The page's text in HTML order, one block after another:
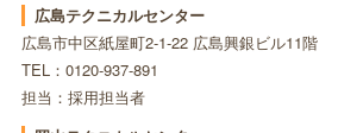
広島テクニカルセンター
広島市中区紙屋町2-1-22 広島興銀ビル11階
TEL：0120-937-891
担当：採用担当者